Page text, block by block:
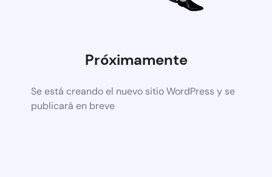
Próximamente
Se está creando el nuevo sitio WordPress y se
publicará en breve